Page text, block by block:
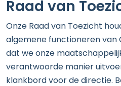
Raad van
Onze Raad van Toezicht
algemene functioneren van
dat we onze
verantwoorde manier
klankbord voor de directie.